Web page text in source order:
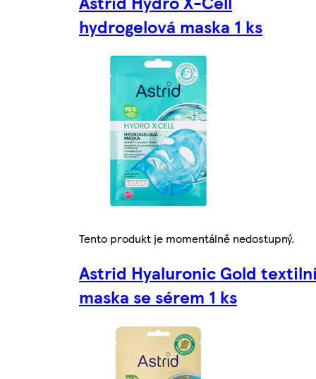
hydrogelová maska 1 ks
Tento produkt je momentálně nedostupný.
Astrid Hyaluronic Gold
maska se sérem 1 ks